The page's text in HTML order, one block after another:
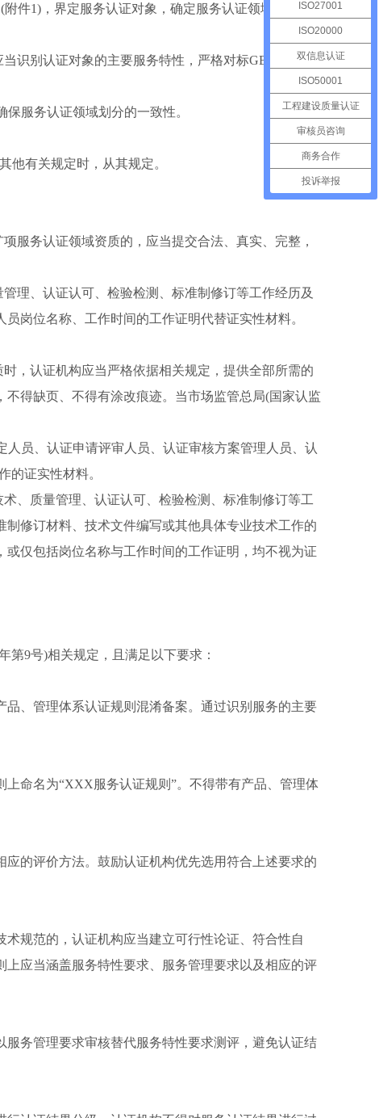
件1)，界定服务认证对象，确定服务认证领域。
识别认证对象的主要服务特性，严格对标GB/T
服务认证领域划分的一致性。
他有关规定时，从其规定。
服务认证领域资质的，应当提交合法、真实、完整，
理、认证认可、检验检测、标准制修订等工作经历及
岗位名称、工作时间的工作证明代替证实性材料。
，认证机构应当严格依据相关规定，提供全部所需的
得缺页、不得有涂改痕迹。当市场监管总局(国家认监
员、认证申请评审人员、认证审核方案管理人员、认
的证实性材料。
、质量管理、认证认可、检验检测、标准制修订等工
修订材料、技术文件编写或其他具体专业技术工作的
仅包括岗位名称与工作时间的工作证明，均不视为证
第9号)相关规定，且满足以下要求：
、管理体系认证规则混淆备案。通过识别服务的主要
命名为“XXX服务认证规则”。不得带有产品、管理体
的评价方法。鼓励认证机构优先选用符合上述要求的
规范的，认证机构应当建立可行性论证、符合性自
应当涵盖服务特性要求、服务管理要求以及相应的评
务管理要求审核替代服务特性要求测评，避免认证结
ISO27001
ISO20000
双信息认证
ISO50001
工程建设质量认证
审核员咨询
商务合作
投诉举报